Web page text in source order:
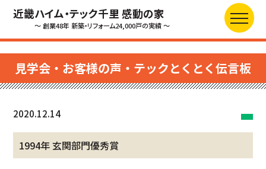
近畿ハイム・テック千里 感動の家
～ 創業48年 新築・リフォーム24,000戸の実績 ～
見学会・お客様の声・テックとくとく伝言板
2020.12.14
1994年 玄関部門優秀賞